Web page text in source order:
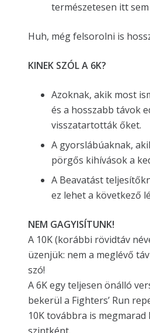
természetesen itt sem
Huh, még felsorolni is
KINEK SZÓL A 6K?
Azoknak, akik most
és a hosszabb távok
visszatartották őket.
A gyorslábúaknak,
pörgős kihívások a
A Beavatást
ez lehet a következő
NEM GAGYISÍTUNK!
A 10K (korábbi rövidtáv
üzenjük: nem a meglévő
szó!
A 6K egy teljesen önálló
bekerül a Fighters’ Run
10K továbbra is megmarad